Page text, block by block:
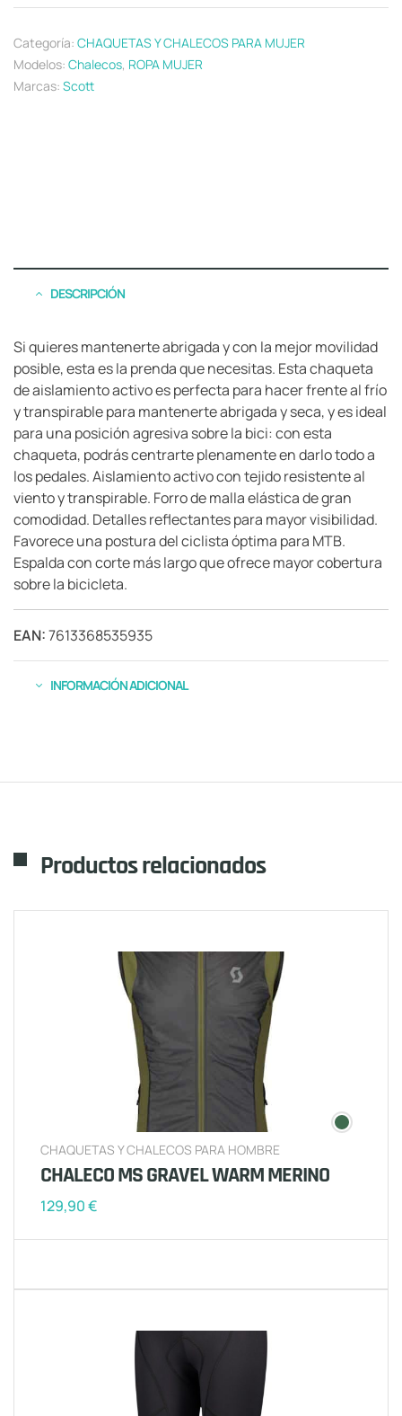
Categoría: CHAQUETAS Y CHALECOS PARA MUJER
Modelos: Chalecos, ROPA MUJER
Marcas: Scott
DESCRIPCIÓN
Si quieres mantenerte abrigada y con la mejor movilidad
posible, esta es la prenda que necesitas. Esta chaqueta
de aislamiento activo es perfecta para hacer frente al frío
y transpirable para mantenerte abrigada y seca, y es ideal
para una posición agresiva sobre la bici: con esta
chaqueta, podrás centrarte plenamente en darlo todo a
los pedales. Aislamiento activo con tejido resistente al
viento y transpirable. Forro de malla elástica de gran
comodidad. Detalles reflectantes para mayor visibilidad.
Favorece una postura del ciclista óptima para MTB.
Espalda con corte más largo que ofrece mayor cobertura
sobre la bicicleta.
EAN:7613368535935
INFORMACIÓN ADICIONAL
Productos relacionados
CHAQUETAS Y CHALECOS PARA HOMBRE
CHALECO MS GRAVEL WARM MERINO
129,90€